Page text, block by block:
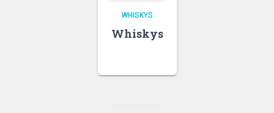
WHISKYS
Whiskys